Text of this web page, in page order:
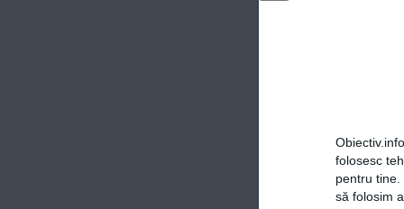
folosesc
pentru
să folosim